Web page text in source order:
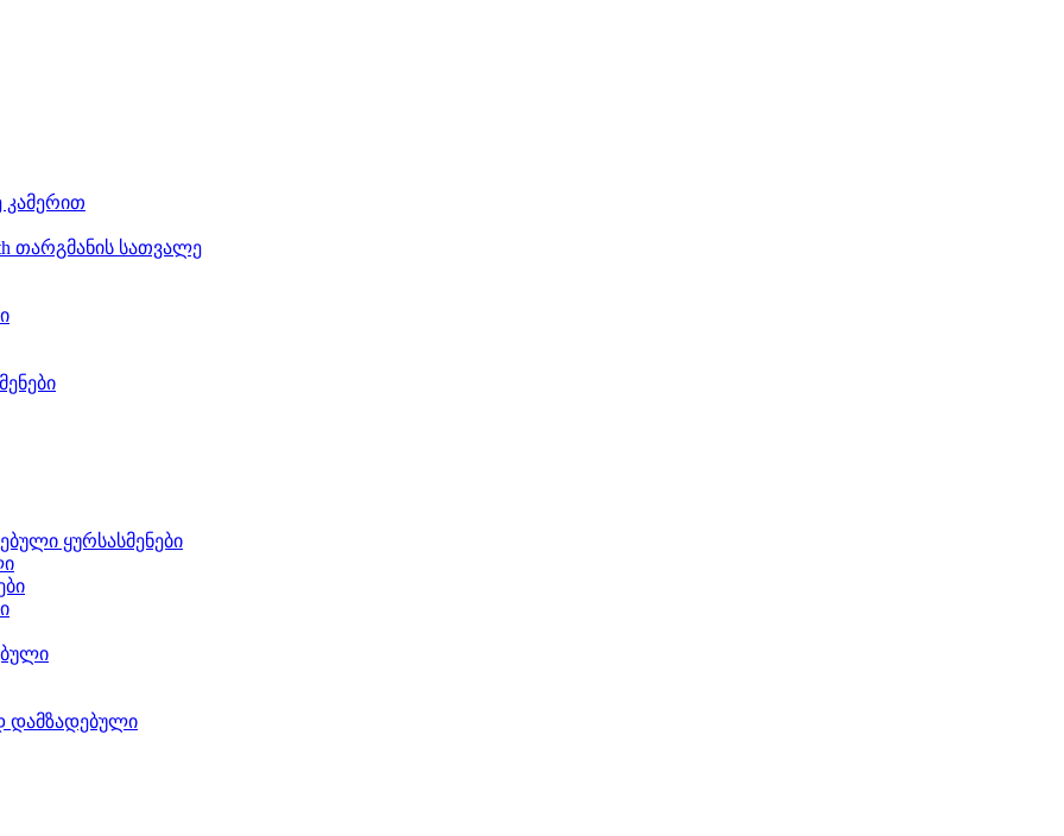
კამერით
თარგმანის სათვალე
ყურსასმენები
დამზადებული